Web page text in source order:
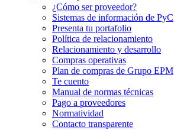
¿Cómo ser proveedor?
Sistemas de información de PyC
Presenta tu portafolio
Política de relacionamiento
Relacionamiento y desarrollo
Compras operativas
Plan de compras de Grupo EPM
Te cuento
Manual de normas técnicas
Pago a proveedores
Normatividad
Contacto transparente